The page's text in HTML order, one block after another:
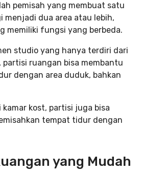
pemisah yang membuat satu
menjadi dua area atau lebih,
memiliki fungsi yang berbeda.
studio yang hanya terdiri dari
ruangan bisa membantu
dengan area duduk, bahkan
kost, partisi juga bisa
tempat tidur dengan
yang Mudah